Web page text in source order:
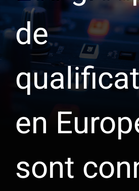
de
en
sont